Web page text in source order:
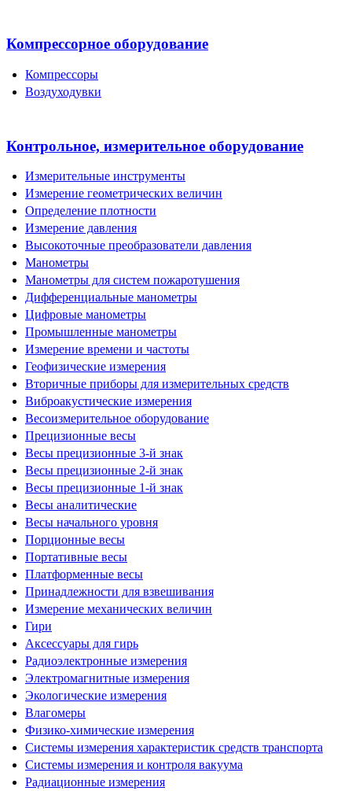
Компрессорное оборудование
Компрессоры
Воздуходувки
Контрольное, измерительное оборудование
Измерительные инструменты
Измерение геометрических величин
Определение плотности
Измерение давления
Высокоточные преобразователи давления
Манометры
Манометры для систем пожаротушения
Дифференциальные манометры
Цифровые манометры
Промышленные манометры
Измерение времени и частоты
Геофизические измерения
Вторичные приборы для измерительных средств
Виброакустические измерения
Весоизмерительное оборудование
Прецизионные весы
Весы прецизионные 3-й знак
Весы прецизионные 2-й знак
Весы прецизионные 1-й знак
Весы аналитические
Весы начального уровня
Порционные весы
Портативные весы
Платформенные весы
Принадлежности для взвешивания
Измерение механических величин
Гири
Аксессуары для гирь
Радиоэлектронные измерения
Электромагнитные измерения
Экологические измерения
Влагомеры
Физико-химические измерения
Системы измерения характеристик средств транспорта
Системы измерения и контроля вакуума
Радиационные измерения